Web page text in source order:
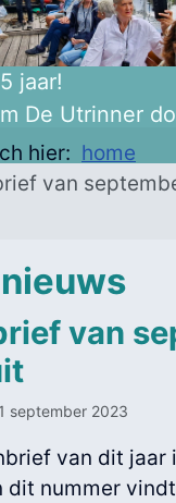
jaar!
De Utrinner
hier: home
van
van
september 2023
van dit jaar
dit nummer